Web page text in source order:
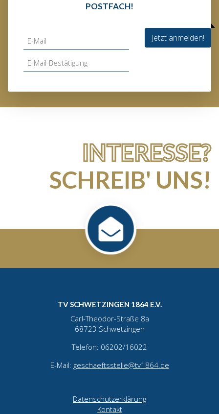
POSTFACH!
Jetzt anmelden!
INTERESSE?
SCHREIB' UNS!
TV SCHWETZINGEN 1864 E.V.
Carl-Theodor-Straße 8a
68723 Schwetzingen
Telefon: 06202/16022
E-Mail: geschaeftsstelle@tv1864.de
Datenschutzerklärung
Kontakt